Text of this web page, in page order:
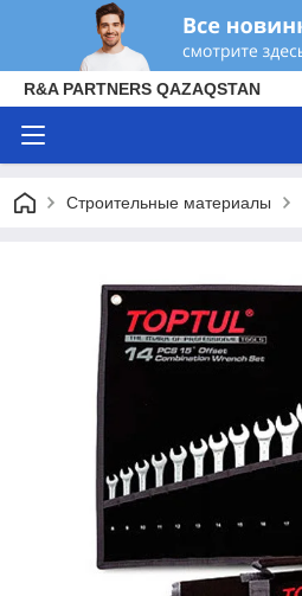
R&A PARTNERS QAZAQSTAN
Строительные материалы